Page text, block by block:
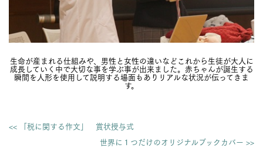
生命が産まれる仕組みや、男性と女性の違いなどこれから生徒が大人に
成長していく中で大切な事を学ぶ事が出来ました。赤ちゃんが誕生する
瞬間を人形を使用して説明する場面もありリアルな状況が伝ってきま
す。
<< 「税に関する作文」 賞状授与式
世界に１つだけのオリジナルブックカバー >>